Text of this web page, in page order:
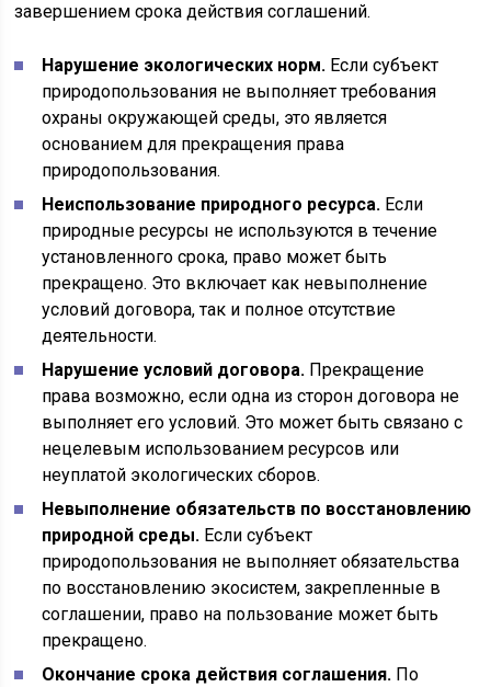
завершением срока действия соглашений.
Нарушение экологических норм. Если субъект
природопользования не выполняет требования
охраны окружающей среды, это является
основанием для прекращения права
природопользования.
Неиспользование природного ресурса. Если
природные ресурсы не используются в течение
установленного срока, право может быть
прекращено. Это включает как невыполнение
условий договора, так и полное отсутствие
деятельности.
Нарушение условий договора. Прекращение
права возможно, если одна из сторон договора не
выполняет его условий. Это может быть связано с
нецелевым использованием ресурсов или
неуплатой экологических сборов.
Невыполнение обязательств по восстановлению
природной среды. Если субъект
природопользования не выполняет обязательства
по восстановлению экосистем, закрепленные в
соглашении, право на пользование может быть
прекращено.
Окончание срока действия соглашения. По